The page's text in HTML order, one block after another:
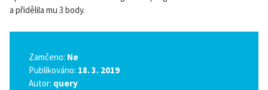
a přidělila mu 3 body.
Zamčeno: Ne
Publikováno: 18. 3. 2019
Autor: query